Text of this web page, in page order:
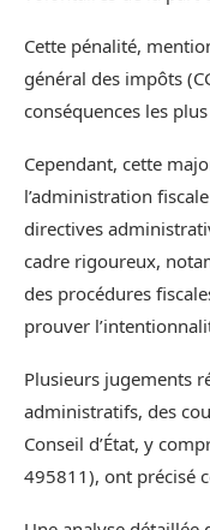
Cette pénalité,
général des impôts
conséquences les
Cependant, cette
l’administration
directives
cadre rigoureux,
des procédures
prouver
Plusieurs jugements
administratifs, des
Conseil d’État, y
495811), ont précisé